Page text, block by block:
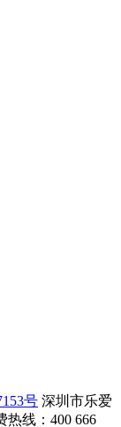
号 深圳市乐爱
热线：400 666